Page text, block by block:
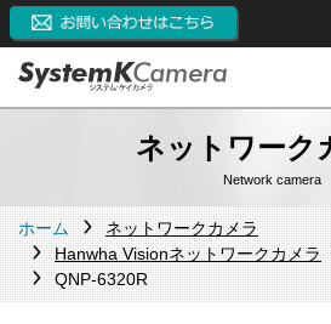
ネットワーク
Network camera
ホーム
ネットワークカメラ
Hanwha Visionネットワークカメラ
QNP-6320R